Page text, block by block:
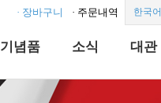
· 장바구니 · 주문내역 한국어
기념품 소식 대관